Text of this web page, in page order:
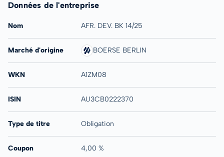
Données de l'entreprise
Nom AFR. DEV. BK 14/25
Marché d'origine BOERSE BERLIN
WKN A1ZM08
ISIN AU3CB0222370
Type de titre Obligation
Coupon 4,00 %